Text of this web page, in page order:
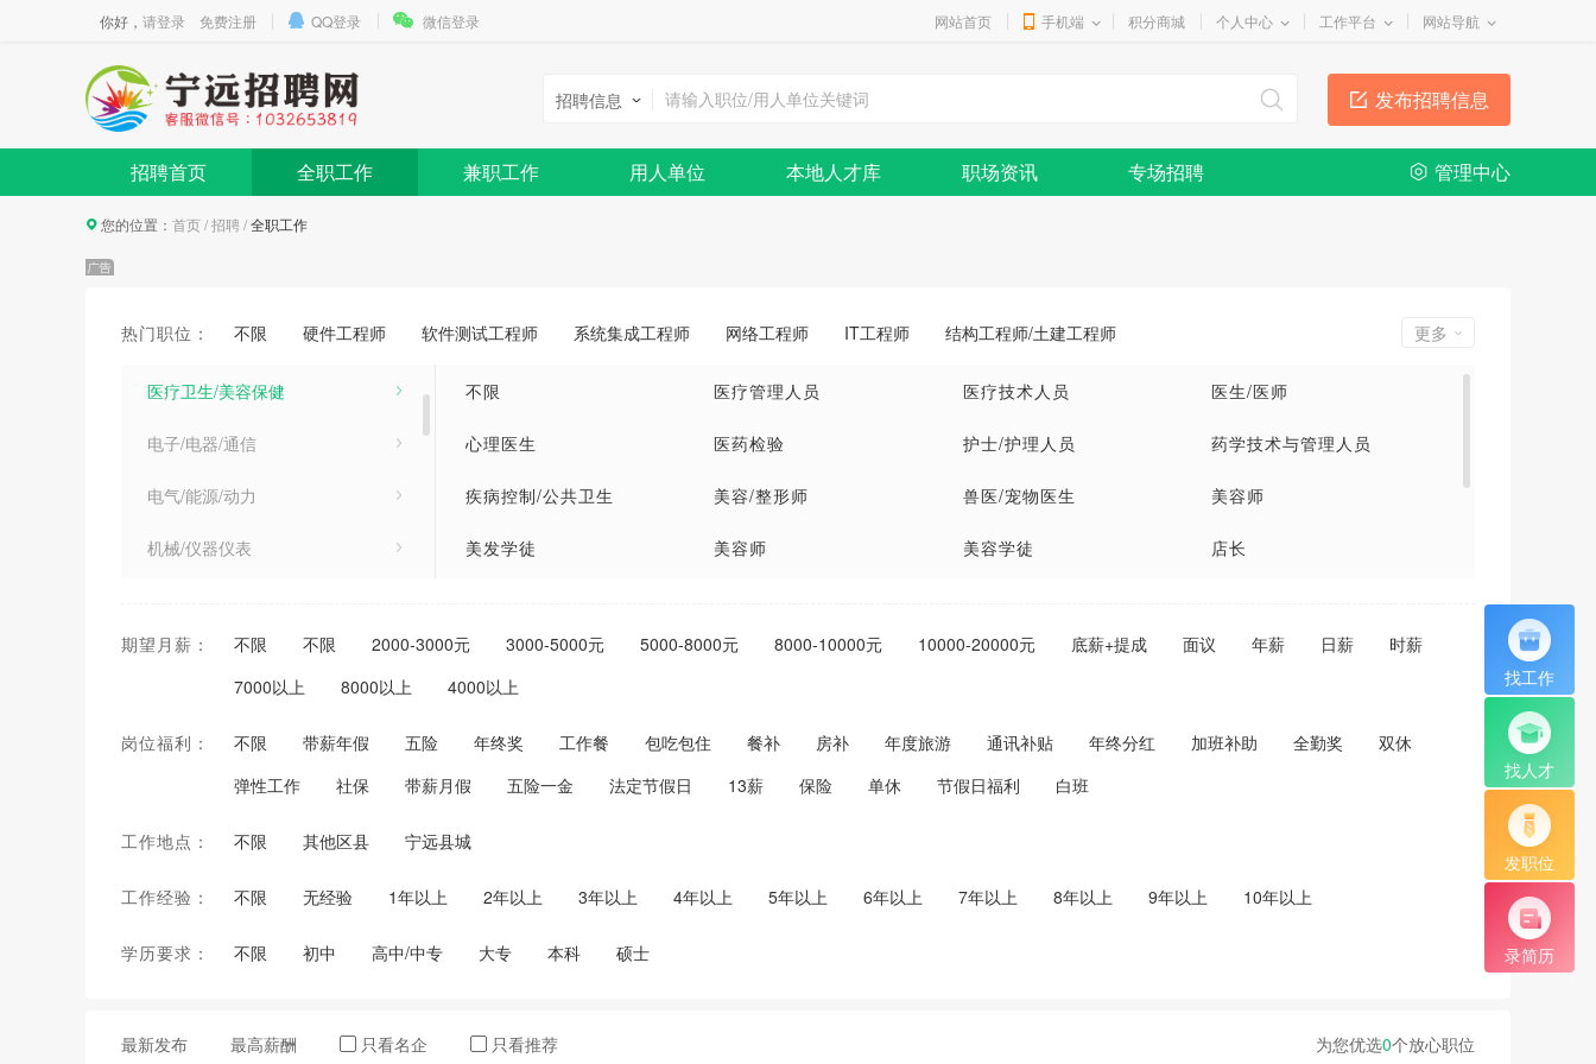
你好， 请登录 免费注册 QQ登录 微信登录 网站首页 手机端 积分商城 个人中心 工作平台 网站导航
发布招聘信息
招聘信息
招聘首页 全职工作 兼职工作 用人单位 本地人才库 职场资讯 专场招聘 管理中心
找工作
找人才
发职位
录简历
您的位置： 首页/招聘/全职工作
热门职位： 不限 硬件工程师 软件测试工程师 系统集成工程师 网络工程师 IT工程师 结构工程师/土建工程师 更多
建筑/房地产/装饰装修
医疗卫生/美容保健
电子/电器/通信
电气/能源/动力
机械/仪器仪表
市场/广告/公关与媒介
财务/审计/统计
美术/设计/创意
贸易/消费/制造/营运
不限 医疗管理人员 医疗技术人员 医生/医师
心理医生 医药检验 护士/护理人员 药学技术与管理人员
疾病控制/公共卫生 美容/整形师 兽医/宠物医生 美容师
美发学徒 美容师 美容学徒 店长
推拿按摩 药剂师 店长 美容顾问
期望月薪： 不限 不限 2000-3000元 3000-5000元 5000-8000元 8000-10000元 10000-20000元 底薪+提成 面议 年薪 日薪
时薪
7000以上
8000以上 4000以上
岗位福利： 不限 带薪年假 五险 年终奖 工作餐 包吃包住 餐补 房补 年度旅游 通讯补贴 年终分红 加班补助 全勤奖
双休
弹性工作
社保 带薪月假 五险一金 法定节假日 13薪 保险 单休 节假日福利 白班
工作地点： 不限 其他区县 宁远县城
工作经验： 不限 无经验 1年以上 2年以上 3年以上 4年以上 5年以上 6年以上 7年以上 8年以上 9年以上 10年以上
学历要求： 不限 初中 高中/中专 大专 本科 硕士
为您优选0个放心职位
最新发布 最高薪酬 只看名企 只看推荐